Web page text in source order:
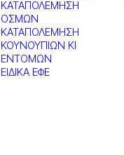
ΚΑΤΑΠΟΛΕΜΗΣΗ
ΟΣΜΩΝ
ΚΑΤΑΠΟΛΕΜΗΣΗ
ΚΟΥΝΟΥΠΙΩΝ ΚΙ
ΕΝΤΟΜΩΝ
ΕΙΔΙΚΑ ΕΦΕ